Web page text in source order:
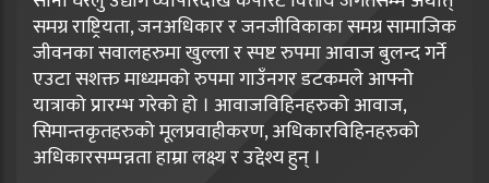
समग्र राष्ट्रियता, जनअधिकार र जनजीविकाका समग्र सामाजिक
जीवनका सवालहरुमा खुल्ला र स्पष्ट रुपमा आवाज बुलन्द गर्ने
एउटा सशक्त माध्यमको रुपमा गाउँनगर डटकमले आफ्नो
यात्राको प्रारम्भ गरेको हो । आवाजविहिनहरुको आवाज,
सिमान्तकृतहरुको मूलप्रवाहीकरण, अधिकारविहिनहरुको
अधिकारसम्पन्नता हाम्रा लक्ष्य र उद्देश्य हुन् ।